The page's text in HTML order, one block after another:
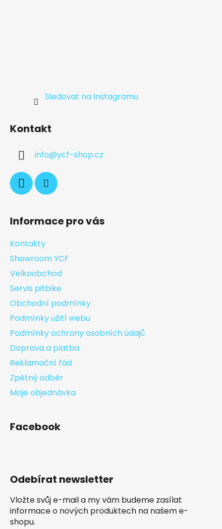
Sledovat na Instagramu
Kontakt
info@ycf-shop.cz
Informace pro vás
Kontakty
Showroom YCF
Velkoobchod
Servis pitbike
Obchodní podmínky
Podmínky užití webu
Podmínky ochrany osobních údajů
Doprava a platba
Reklamační řád
Zpětný odběr
Moje objednávka
Facebook
Odebírat newsletter
Vložte svůj e-mail a my vám budeme zasílat
informace o nových produktech na našem e-
shopu.